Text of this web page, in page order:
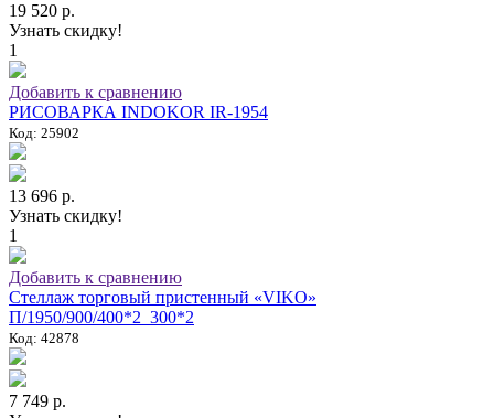
19 520 р.
Узнать скидку!
1
Добавить к сравнению
РИСОВАРКА INDOKOR IR-1954
Код: 25902
13 696 р.
Узнать скидку!
1
Добавить к сравнению
Стеллаж торговый пристенный «VIKO»
П/1950/900/400*2_300*2
Код: 42878
7 749 р.